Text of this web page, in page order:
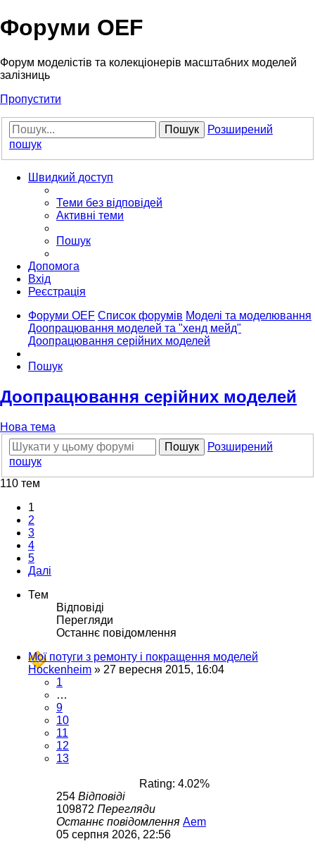
Форуми OEF
Форум моделістів та колекціонерів масштабних моделей
залізниць
Пропустити
Пошук
Розширений
пошук
Швидкий доступ
Теми без відповідей
Активні теми
Пошук
Допомога
Вхід
Реєстрація
Форуми OEF Список форумів Моделі та моделювання
Доопрацювання моделей та "хенд мейд"
Доопрацювання серійних моделей
Пошук
Доопрацювання серійних моделей
Нова тема
Пошук
Розширений
пошук
110 тем
1
2
3
4
5
Далі
Тем
Відповіді
Перегляди
Останнє повідомлення
Мої потуги з ремонту і покращення моделей
Hockenheim » 27 вересня 2015, 16:04
1
…
9
10
11
12
13
Rating: 4.02%
254 Відповіді
109872 Перегляди
Останнє повідомлення Aem
05 серпня 2026, 22:56